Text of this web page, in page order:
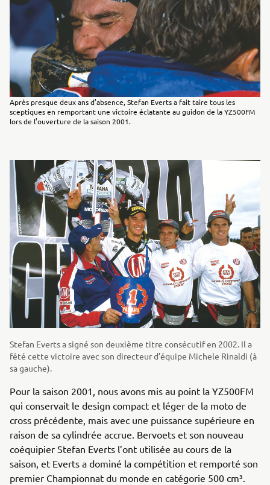
Après presque deux ans d’absence, Stefan Everts a fait taire tous les
sceptiques en remportant une victoire éclatante au guidon de la YZ500FM
lors de l’ouverture de la saison 2001.
Stefan Everts a signé son deuxième titre consécutif en 2002. Il a
fêté cette victoire avec son directeur d’équipe Michele Rinaldi (à
sa gauche).
Pour la saison 2001, nous avons mis au point la YZ500FM
qui conservait le design compact et léger de la moto de
cross précédente, mais avec une puissance supérieure en
raison de sa cylindrée accrue. Bervoets et son nouveau
coéquipier Stefan Everts l’ont utilisée au cours de la
saison, et Everts a dominé la compétition et remporté son
premier Championnat du monde en catégorie 500 cm³.